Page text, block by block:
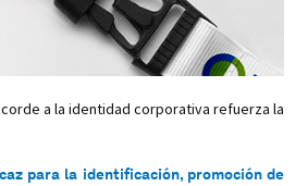
a la identidad corporativa refuerza la
para la identificación, promoción de